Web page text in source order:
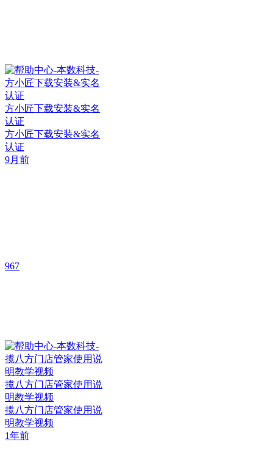
方小匠下载安装&实名
认证
方小匠下载安装&实名
认证
9月前
967
揽八方门店管家使用说
明教学视频
揽八方门店管家使用说
明教学视频
1年前